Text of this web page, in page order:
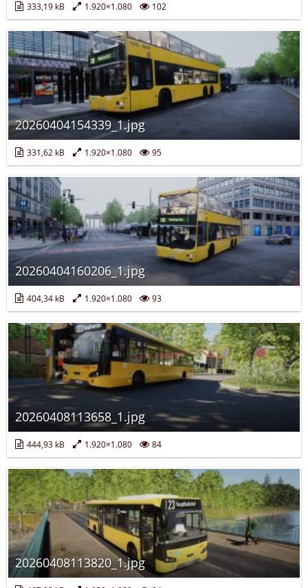
333,19 kB 1.920×1.080 102
20260404154339_1.jpg
331,62 kB 1.920×1.080 95
20260404160206_1.jpg
404,34 kB 1.920×1.080 93
20260408113658_1.jpg
444,93 kB 1.920×1.080 84
20260408113820_1.jpg